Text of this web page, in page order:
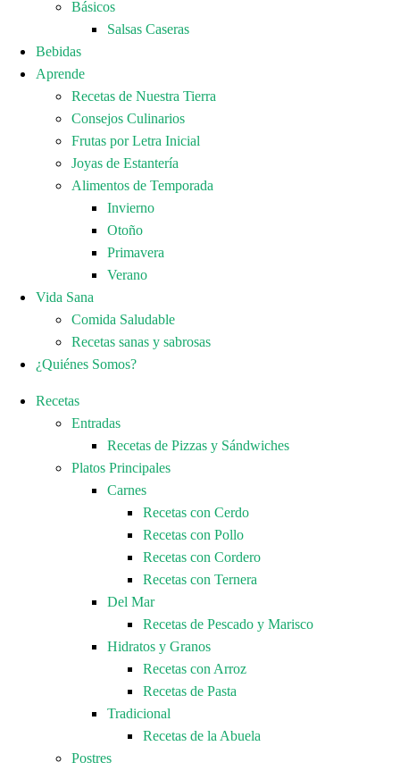
Básicos
Salsas Caseras
Bebidas
Aprende
Recetas de Nuestra Tierra
Consejos Culinarios
Frutas por Letra Inicial
Joyas de Estantería
Alimentos de Temporada
Invierno
Otoño
Primavera
Verano
Vida Sana
Comida Saludable
Recetas sanas y sabrosas
¿Quiénes Somos?
Recetas
Entradas
Recetas de Pizzas y Sándwiches
Platos Principales
Carnes
Recetas con Cerdo
Recetas con Pollo
Recetas con Cordero
Recetas con Ternera
Del Mar
Recetas de Pescado y Marisco
Hidratos y Granos
Recetas con Arroz
Recetas de Pasta
Tradicional
Recetas de la Abuela
Postres